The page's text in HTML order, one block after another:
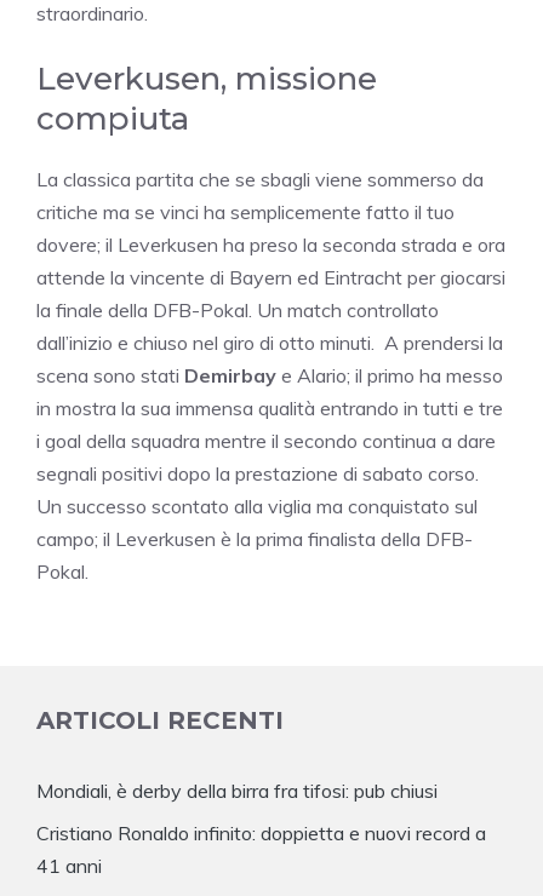
straordinario.
Leverkusen, missione
compiuta
La classica partita che se sbagli viene sommerso da
critiche ma se vinci ha semplicemente fatto il tuo
dovere; il Leverkusen ha preso la seconda strada e ora
attende la vincente di Bayern ed Eintracht per giocarsi
la finale della DFB-Pokal. Un match controllato
dall’inizio e chiuso nel giro di otto minuti. A prendersi la
scena sono stati Demirbay e Alario; il primo ha messo
in mostra la sua immensa qualità entrando in tutti e tre
i goal della squadra mentre il secondo continua a dare
segnali positivi dopo la prestazione di sabato corso.
Un successo scontato alla viglia ma conquistato sul
campo; il Leverkusen è la prima finalista della DFB-
Pokal.
ARTICOLI RECENTI
Mondiali, è derby della birra fra tifosi: pub chiusi
Cristiano Ronaldo infinito: doppietta e nuovi record a
41 anni